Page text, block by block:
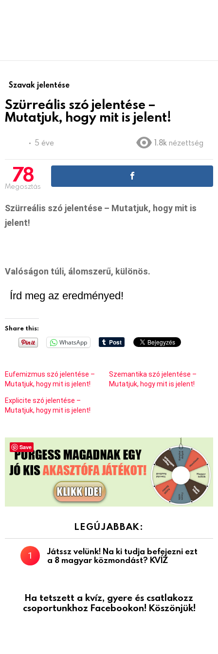
Szavak jelentése
Szürreális szó jelentése –
Mutatjuk, hogy mit is jelent!
5 éve 1.8k nézettség
78
Megosztás
Szürreális szó jelentése – Mutatjuk, hogy mit is
jelent!
Valóságon túli, álomszerű, különös.
Írd meg az eredményed!
Share this:
WhatsApp
Eufemizmus szó jelentése –
Mutatjuk, hogy mit is jelent!
Szemantika szó jelentése –
Mutatjuk, hogy mit is jelent!
Explicite szó jelentése –
Mutatjuk, hogy mit is jelent!
LEGÚJABBAK:
Játssz velünk! Na ki tudja befejezni ezt
a 8 magyar közmondást? KVÍZ
Ha tetszett a kvíz, gyere és csatlakozz
csoportunkhoz Facebookon! Köszönjük!
Save